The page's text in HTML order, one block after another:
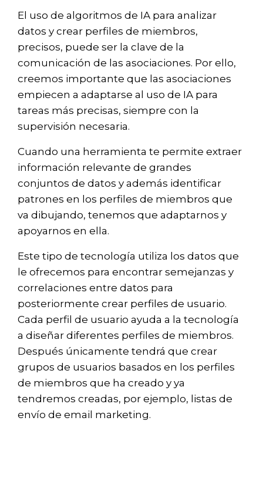
El uso de algoritmos de IA para analizar
datos y crear perfiles de miembros,
precisos, puede ser la clave de la
comunicación de las asociaciones. Por ello,
creemos importante que las asociaciones
empiecen a adaptarse al uso de IA para
tareas más precisas, siempre con la
supervisión necesaria.
Cuando una herramienta te permite extraer
información relevante de grandes
conjuntos de datos y además identificar
patrones en los perfiles de miembros que
va dibujando, tenemos que adaptarnos y
apoyarnos en ella.
Este tipo de tecnología utiliza los datos que
le ofrecemos para encontrar semejanzas y
correlaciones entre datos para
posteriormente crear perfiles de usuario.
Cada perfil de usuario ayuda a la tecnología
a diseñar diferentes perfiles de miembros.
Después únicamente tendrá que crear
grupos de usuarios basados en los perfiles
de miembros que ha creado y ya
tendremos creadas, por ejemplo, listas de
envío de email marketing.